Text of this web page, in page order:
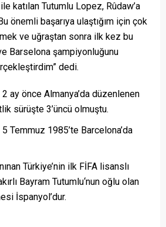
katılan Tutumlu Lopez, Rûdaw’a
önemli başarıya ulaştığım için çok
ve uğraştan sonra ilk kez bu
Barselona şampiyonluğunu
dedi.
ay önce Almanya’da düzenlenen
sürüşte 3’üncü olmuştu.
Temmuz 1985’te Barcelona’da
Türkiye’nin ilk FİFA lisanslı
Bayram Tutumlu‘nun oğlu olan
İspanyol’dur.